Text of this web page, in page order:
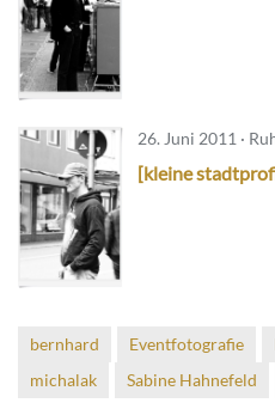
26. Juni 2011 ·
[kleine
bernhard Eventfotografie
michalak
Sabine Hahnefeld